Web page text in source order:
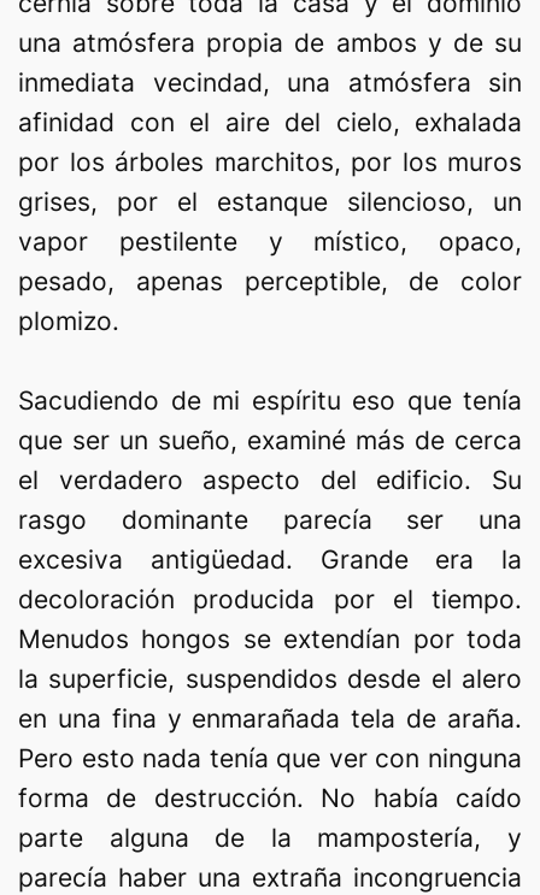
una atmósfera propia de ambos y de su
inmediata vecindad, una atmósfera sin
afinidad con el aire del cielo, exhalada
por los árboles marchitos, por los muros
grises, por el estanque silencioso, un
vapor pestilente y místico, opaco,
pesado, apenas perceptible, de color
plomizo.
Sacudiendo de mi espíritu eso que tenía
que ser un sueño, examiné más de cerca
el verdadero aspecto del edificio. Su
rasgo dominante parecía ser una
excesiva antigüedad. Grande era la
decoloración producida por el tiempo.
Menudos hongos se extendían por toda
la superficie, suspendidos desde el alero
en una fina y enmarañada tela de araña.
Pero esto nada tenía que ver con ninguna
forma de destrucción. No había caído
parte alguna de la mampostería, y
parecía haber una extraña incongruencia